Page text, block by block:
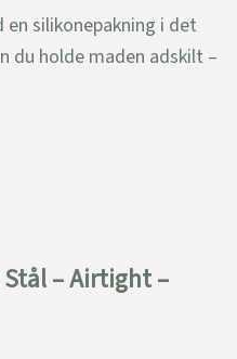
silikonepakning i det
du holde maden adskilt –
– Airtight –